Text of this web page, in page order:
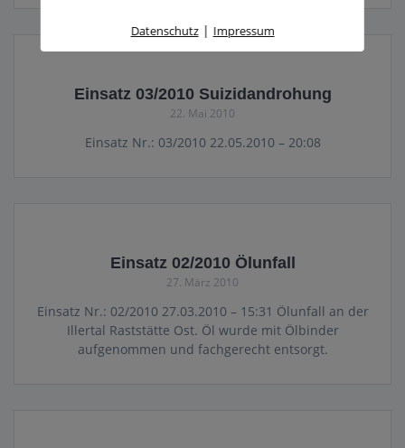
Einsatz 03/2010 Suizidandrohung
22. Mai 2010
Einsatz Nr.: 03/2010 22.05.2010 – 20:08
Einsatz 02/2010 Ölunfall
27. März 2010
Einsatz Nr.: 02/2010 27.03.2010 – 15:31 Ölunfall an der
Illertal Raststätte Ost. Öl wurde mit Ölbinder
aufgenommen und fachgerecht entsorgt.
Datenschutz| Impressum